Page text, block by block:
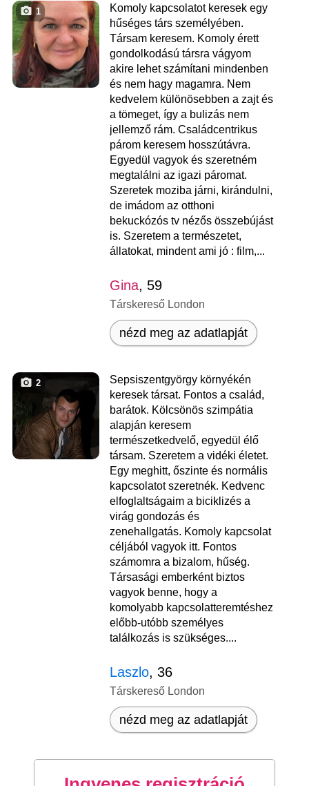
1
Komoly kapcsolatot keresek egy
hűséges társ személyében.
Társam keresem. Komoly érett
gondolkodású társra vágyom
akire lehet számítani mindenben
és nem hagy magamra. Nem
kedvelem különösebben a zajt és
a tömeget, így a bulizás nem
jellemző rám. Családcentrikus
párom keresem hosszútávra.
Egyedül vagyok és szeretném
megtalálni az igazi páromat.
Szeretek moziba járni, kirándulni,
de imádom az otthoni
bekuckózós tv nézős összebújást
is. Szeretem a természetet,
állatokat, mindent ami jó : film,...
Gina, 59
Társkereső London
nézd meg az adatlapját
2
Sepsiszentgyörgy környékén
keresek társat. Fontos a család,
barátok. Kölcsönös szimpátia
alapján keresem
természetkedvelő, egyedül élő
társam. Szeretem a vidéki életet.
Egy meghitt, őszinte és normális
kapcsolatot szeretnék. Kedvenc
elfoglaltságaim a biciklizés a
virág gondozás és
zenehallgatás. Komoly kapcsolat
céljából vagyok itt. Fontos
számomra a bizalom, hűség.
Társasági emberként biztos
vagyok benne, hogy a
komolyabb kapcsolatteremtéshez
előbb-utóbb személyes
találkozás is szükséges....
Laszlo, 36
Társkereső London
nézd meg az adatlapját